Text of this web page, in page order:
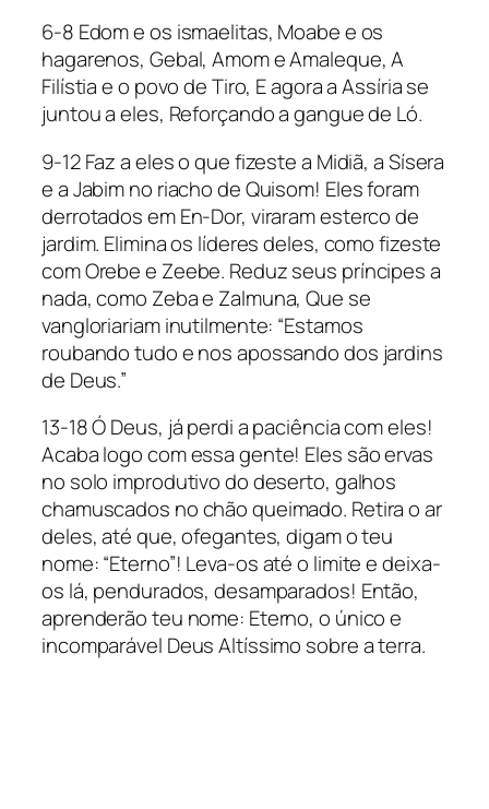
6-8 Edom e os ismaelitas, Moabe e os
hagarenos, Gebal, Amom e Amaleque, A
Filístia e o povo de Tiro, E agora a Assíria se
juntou a eles, Reforçando a gangue de Ló.
9-12 Faz a eles o que fizeste a Midiã, a Sísera
e a Jabim no riacho de Quisom! Eles foram
derrotados em En-Dor, viraram esterco de
jardim. Elimina os líderes deles, como fizeste
com Orebe e Zeebe. Reduz seus príncipes a
nada, como Zeba e Zalmuna, Que se
vangloriariam inutilmente: “Estamos
roubando tudo e nos apossando dos jardins
de Deus.”
13-18 Ó Deus, já perdi a paciência com eles!
Acaba logo com essa gente! Eles são ervas
no solo improdutivo do deserto, galhos
chamuscados no chão queimado. Retira o ar
deles, até que, ofegantes, digam o teu
nome: “Eterno”! Leva-os até o limite e deixa-
os lá, pendurados, desamparados! Então,
aprenderão teu nome: Eterno, o único e
incomparável Deus Altíssimo sobre a terra.